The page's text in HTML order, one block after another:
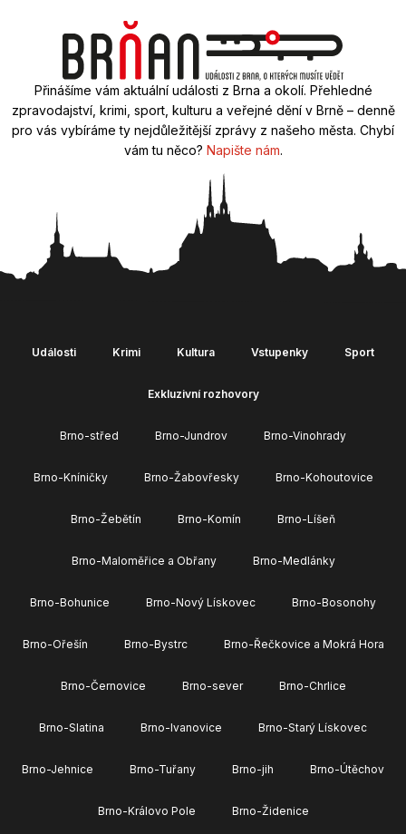
Přinášíme vám aktuální události z Brna a okolí. Přehledné
zpravodajství, krimi, sport, kulturu a veřejné dění v Brně – denně
pro vás vybíráme ty nejdůležitější zprávy z našeho města. Chybí
vám tu něco? Napište nám.
Události Krimi Kultura Vstupenky Sport
Exkluzivní rozhovory
Brno-střed Brno-Jundrov Brno-Vinohrady
Brno-Kníničky Brno-Žabovřesky Brno-Kohoutovice
Brno-Žebětín Brno-Komín Brno-Líšeň
Brno-Maloměřice a Obřany Brno-Medlánky
Brno-Bohunice Brno-Nový Lískovec Brno-Bosonohy
Brno-Ořešín Brno-Bystrc Brno-Řečkovice a Mokrá Hora
Brno-Černovice Brno-sever Brno-Chrlice
Brno-Slatina Brno-Ivanovice Brno-Starý Lískovec
Brno-Jehnice Brno-Tuřany Brno-jih Brno-Útěchov
Brno-Královo Pole Brno-Židenice